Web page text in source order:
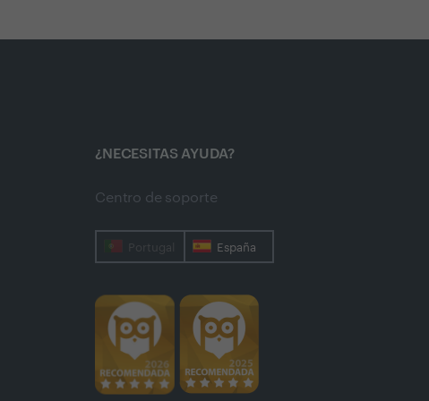
¿NECESITAS AYUDA?
Centro de soporte
Portugal España